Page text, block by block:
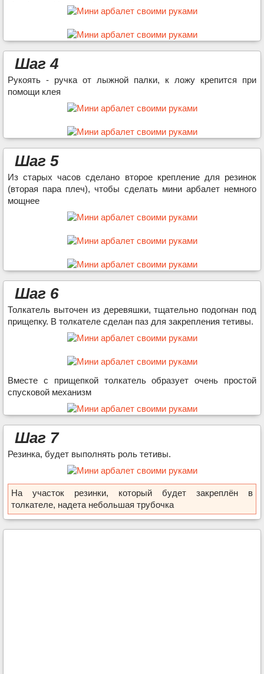
Шаг 4
Рукоять - ручка от лыжной палки, к ложу крепится при
помощи клея
Шаг 5
Из старых часов сделано второе крепление для резинок
(вторая пара плеч), чтобы сделать мини арбалет немного
мощнее
Шаг 6
Толкатель выточен из деревяшки, тщательно подогнан под
прищепку. В толкателе сделан паз для закрепления тетивы.
Вместе с прищепкой толкатель образует очень простой
спусковой механизм
Шаг 7
Резинка, будет выполнять роль тетивы.
На участок резинки, который будет закреплён в
толкателе, надета небольшая трубочка